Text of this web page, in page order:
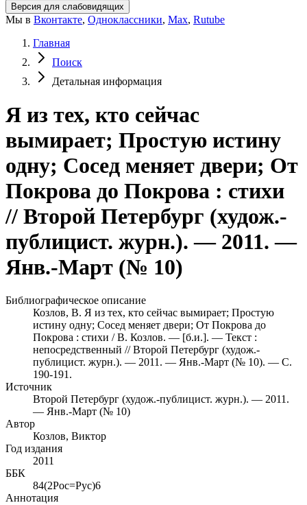
Версия для слабовидящих
Мы в Вконтакте, Одноклассники, Max, Rutube
Главная
Поиск
Детальная информация
Я из тех, кто сейчас
вымирает; Простую истину
одну; Сосед меняет двери; От
Покрова до Покрова : стихи
// Второй Петербург (худож.-
публицист. журн.). — 2011. —
Янв.-Март (№ 10)
Библиографическое описание
Козлов, В. Я из тех, кто сейчас вымирает; Простую
истину одну; Сосед меняет двери; От Покрова до
Покрова : стихи / В. Козлов. — [б.и.]. — Текст :
непосредственный // Второй Петербург (худож.-
публицист. журн.). — 2011. — Янв.-Март (№ 10). — С.
190-191.
Источник
Второй Петербург (худож.-публицист. журн.). — 2011.
— Янв.-Март (№ 10)
Автор
Козлов, Виктор
Год издания
2011
ББК
84(2Рос=Рус)6
Аннотация